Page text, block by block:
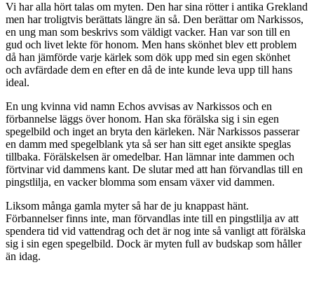
Vi har alla hört talas om myten. Den har sina rötter i antika Grekland
men har troligtvis berättats längre än så. Den berättar om Narkissos,
en ung man som beskrivs som väldigt vacker. Han var son till en
gud och livet lekte för honom. Men hans skönhet blev ett problem
då han jämförde varje kärlek som dök upp med sin egen skönhet
och avfärdade dem en efter en då de inte kunde leva upp till hans
ideal.
En ung kvinna vid namn Echos avvisas av Narkissos och en
förbannelse läggs över honom. Han ska förälska sig i sin egen
spegelbild och inget an bryta den kärleken. När Narkissos passerar
en damm med spegelblank yta så ser han sitt eget ansikte speglas
tillbaka. Förälskelsen är omedelbar. Han lämnar inte dammen och
förtvinar vid dammens kant. De slutar med att han förvandlas till en
pingstlilja, en vacker blomma som ensam växer vid dammen.
Liksom många gamla myter så har de ju knappast hänt.
Förbannelser finns inte, man förvandlas inte till en pingstlilja av att
spendera tid vid vattendrag och det är nog inte så vanligt att förälska
sig i sin egen spegelbild. Dock är myten full av budskap som håller
än idag.